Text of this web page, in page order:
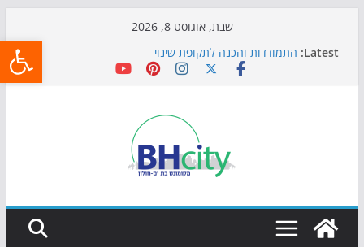
שבת, אוגוסט 8, 2026
Latest: התמודדות והכנה לתקופת שינוי
אי ההרפתקאות ממשיך לכבוש את הגינות: מאות משפחות
כדורגל באווירה מיוחדת: הקרנת גמר המונדיאל בטרמינל
הקיץ של בני הנוער בבת־ים: חוף הריביירה הופך למרחב
בטוח בשעות הערב